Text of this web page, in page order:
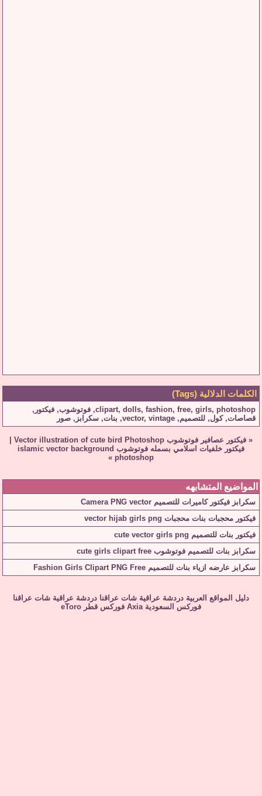
الكلمات الدلالية (Tags)
clipart, dolls, fashion, free, girls, photoshop
, فوتوشوب, فيكتور ,
قصاصات,كول, للتصميم,
vector, vintage
, بنات, سكرابز , صور
« فيكتور عصافير فوتوشوب Vector illustration of cute bird Photoshop
فيكتور خلفيات اسلامي بسمله فوتوشوب islamic vector background
photoshop
»
المواضيع المتشابهه
سكرابز فيكتور كاميرات للتصميم Camera PNG vector
فيكتور محجبات بنات محجبات vector hijab girls png
فيكتور بنات للتصميم cute vector girls png
سكرابز بنات للتصميم فوتوشوب cute girls clipart free
سكرابز عارضه ازياء بنات للتصميم Fashion Girls Clipart PNG Free
دليل المواقع العربية دردشة عراقية شات عراقنا دردشة عراقية شات عراقنا
فوركس السعودية Axia فوركس قطر eToro